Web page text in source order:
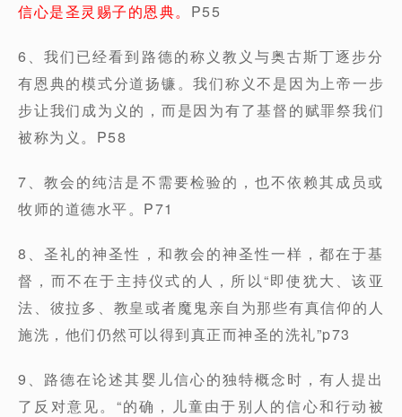
信心是圣灵赐子的恩典。 P55
6、我们已经看到路德的称义教义与奥古斯丁逐步分
有恩典的模式分道扬镰。我们称义不是因为上帝一步
步让我们成为义的，而是因为有了基督的赋罪祭我们
被称为义。P58
7、教会的纯洁是不需要检验的，也不依赖其成员或
牧师的道德水平。P71
8、圣礼的神圣性，和教会的神圣性一样，都在于基
督，而不在于主持仪式的人，所以“即使犹大、该亚
法、彼拉多、教皇或者魔鬼亲自为那些有真信仰的人
施洗，他们仍然可以得到真正而神圣的洗礼”p73
9、路德在论述其婴儿信心的独特概念时，有人提出
了反对意见。“的确，儿童由于别人的信心和行动被